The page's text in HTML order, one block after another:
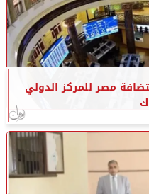
مصر للمركز الدولي